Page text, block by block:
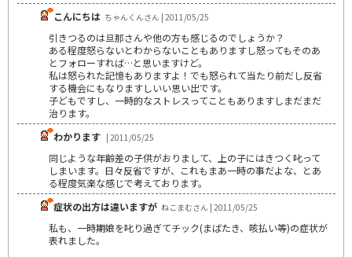
こんにちは ちゃんくんさん | 2011/05/25
引きつるのは旦那さんや他の方も感じるのでしょうか？
ある程度怒らないとわからないこともありますし怒ってもそのあ
とフォローすれば…と思いますけど。
私は怒られた記憶もありますよ！でも怒られて当たり前だし反省
する機会にもなりますしいい思い出です。
子どもですし、一時的なストレスってこともありますしまだまだ
治ります。
わかります | 2011/05/25
同じような年齢差の子供がおりまして、上の子にはきつく叱って
しまいます。日々反省ですが、これもまあ一時の事だよな、とあ
る程度気楽な感じで考えております。
症状の出方は違いますが ねこまむさん | 2011/05/25
私も、一時期娘を叱り過ぎてチック(まばたき、咳払い等)の症状が
表れました。